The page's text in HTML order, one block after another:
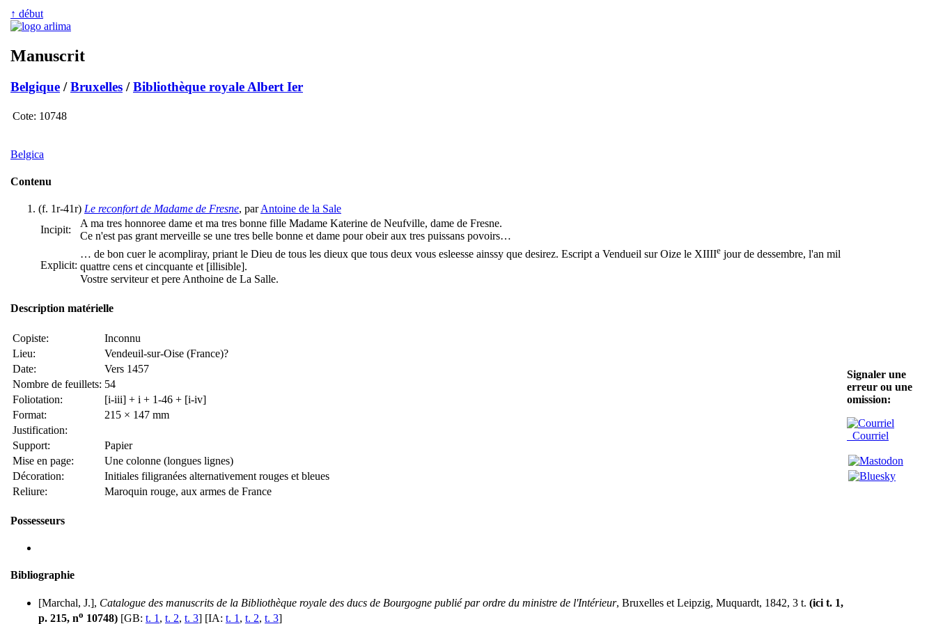
↑ début
Manuscrit
Belgique /Bruxelles /Bibliothèque royale Albert Ier
Cote: 10748
Belgica
Contenu
(f. 1r-41r) Le reconfort de Madame de Fresne, parAntoine de la Sale
Incipit:
A ma tres honnoree dame et ma tres bonne fille Madame Katerine de Neufville, dame de Fresne.
Ce n'est pas grant merveille se une tres belle bonne et dame pour obeir aux tres puissans povoirs…
Explicit:
… de bon cuer le acompliray, priant le Dieu de tous les dieux que tous deux vous esleesse ainssy que desirez. Escript a Vendueil sur Oize le XIIIIe jour de dessembre, l'an mil
quattre cens et cincquante et [illisible].
Vostre serviteur et pere Anthoine de La Salle.
Description matérielle
Copiste:
Inconnu
Lieu:
Vendeuil-sur-Oise (France)?
Date:
Vers 1457
Nombre de feuillets: 54
Foliotation:
[i-iii] + i + 1-46 + [i-iv]
Format:
215 × 147 mm
Justification:
Support:
Papier
Mise en page:
Une colonne (longues lignes)
Décoration:
Initiales filigranées alternativement rouges et bleues
Reliure:
Maroquin rouge, aux armes de France
Possesseurs
Bibliographie
[Marchal, J.], Catalogue des manuscrits de la Bibliothèque royale des ducs de Bourgogne publié par ordre du ministre de l'Intérieur, Bruxelles et Leipzig, Muquardt, 1842, 3 t. (ici t. 1,
p. 215, no 10748) [GB: t. 1 , t. 2, t. 3] [IA: t. 1 , t. 2, t. 3]
Signaler une
erreur ou une
omission:
Courriel